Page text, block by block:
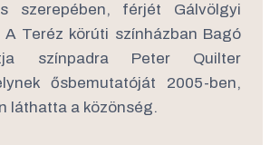
szerepében, férjét Gálvölgyi
Teréz körúti színházban Bagó
színpadra Peter Quilter
ősbemutatóját 2005-ben,
láthatta a közönség.